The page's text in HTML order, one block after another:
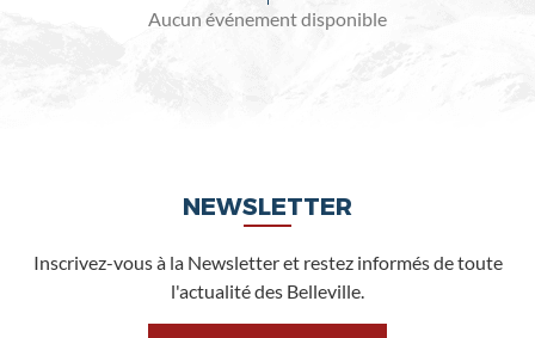
Aucun événement disponible
NEWSLETTER
Inscrivez-vous à la Newsletter et restez informés de toute
l'actualité des Belleville.